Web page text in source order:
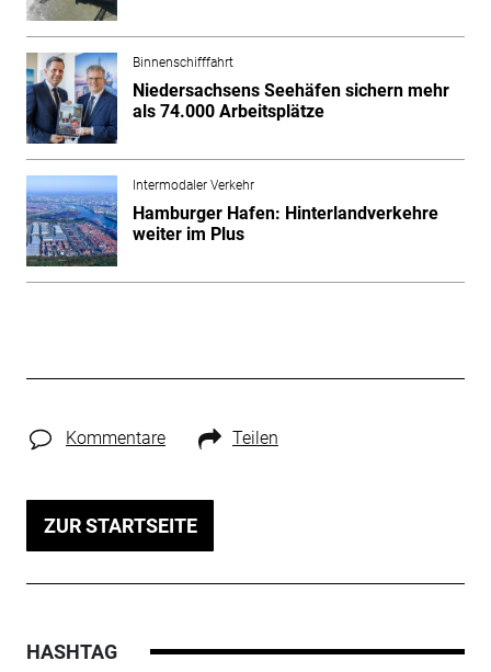
Binnenschifffahrt
Niedersachsens Seehäfen sichern mehr
als 74.000 Arbeitsplätze
Intermodaler Verkehr
Hamburger Hafen: Hinterlandverkehre
weiter im Plus
Kommentare Teilen
ZUR STARTSEITE
HASHTAG